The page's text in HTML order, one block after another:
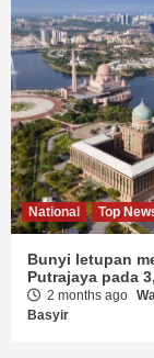
National Top
Bunyi letupan
Putrajaya pada
2 months ago
Basyir